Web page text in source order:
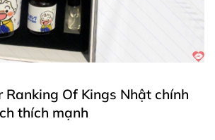
Ranking Of Kings Nhật chính
thích mạnh